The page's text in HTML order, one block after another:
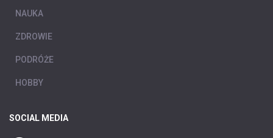
NAUKA
ZDROWIE
PODRÓŻE
HOBBY
SOCIAL MEDIA